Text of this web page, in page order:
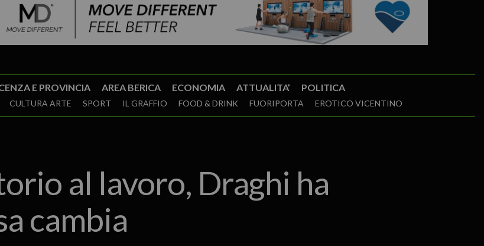
E PROVINCIA AREA BERICA ECONOMIA ATTUALITA’ POLITICA
CULTURA ARTE SPORT IL GRAFFIO FOOD & DRINK FUORIPORTA EROTICO VICENTINO
al lavoro, Draghi ha
cambia